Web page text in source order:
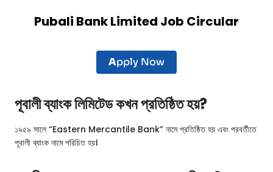
Pubali Bank Limited Job Circular
Apply Now
পূবালী ব্যাংক লিমিটেড কখন প্রতিষ্ঠিত হয়?
১৯৫৯ সালে “Eastern Mercantile Bank” নামে প্রতিষ্ঠিত হয় এবং পরবর্তীতে
পূবালী ব্যাংক নামে পরিচিত হয়।